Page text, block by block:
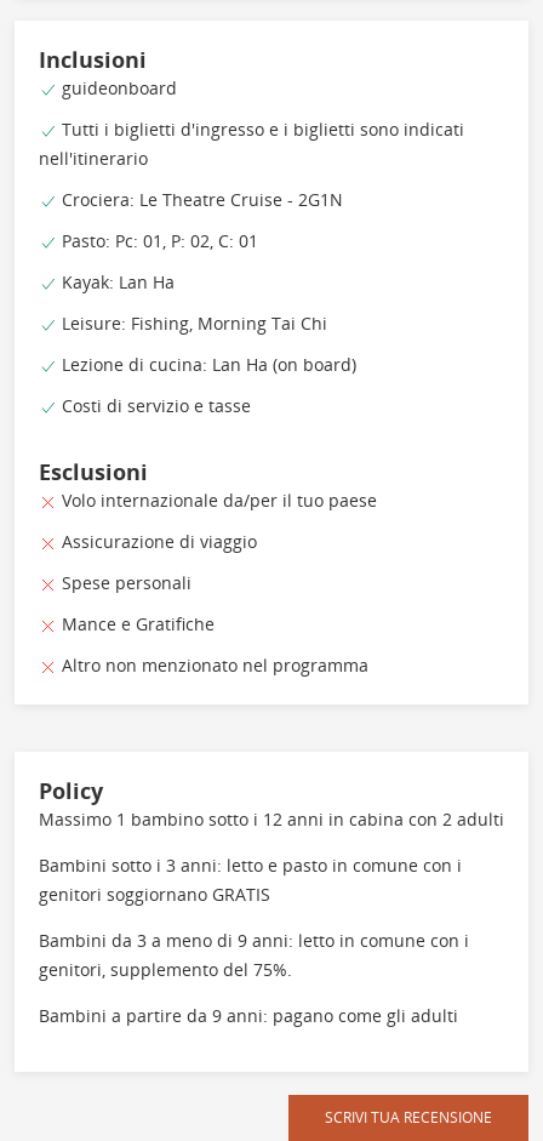
Inclusioni
guideonboard
Tutti i biglietti d'ingresso e i biglietti sono indicati
nell'itinerario
Crociera: Le Theatre Cruise - 2G1N
Pasto: Pc: 01, P: 02, C: 01
Kayak: Lan Ha
Leisure: Fishing, Morning Tai Chi
Lezione di cucina: Lan Ha (on board)
Costi di servizio e tasse
Esclusioni
Volo internazionale da/per il tuo paese
Assicurazione di viaggio
Spese personali
Mance e Gratifiche
Altro non menzionato nel programma
Policy
Massimo 1 bambino sotto i 12 anni in cabina con 2 adulti
Bambini sotto i 3 anni: letto e pasto in comune con i
genitori soggiornano GRATIS
Bambini da 3 a meno di 9 anni: letto in comune con i
genitori, supplemento del 75%.
Bambini a partire da 9 anni: pagano come gli adulti
SCRIVI TUA RECENSIONE